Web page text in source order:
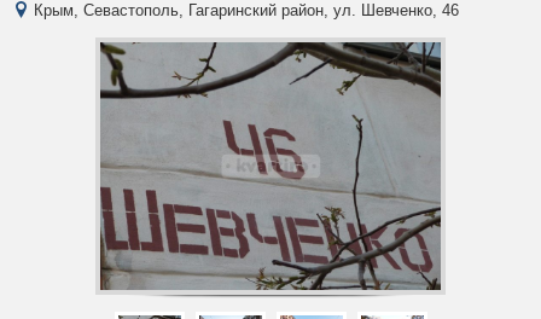
Крым, Севастополь, Гагаринский район, ул. Шевченко, 46